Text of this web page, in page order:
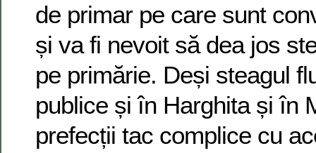
de primar pe care sunt
și va fi nevoit să dea jos
pe primărie. Deși steagul
publice și în Harghita și în
prefecții tac complice cu